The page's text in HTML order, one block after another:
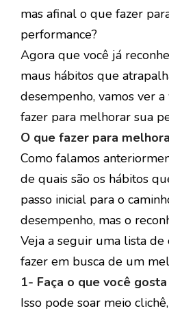
mas afinal o que fazer
performance?
Agora que você já
maus hábitos que
desempenho, vamos ver
fazer para melhorar sua
O que fazer para
Como falamos
de quais são os hábitos
passo inicial para o
desempenho, mas o
Veja a seguir uma lista de
fazer em busca de um
1- Faça o que você
Isso pode soar meio